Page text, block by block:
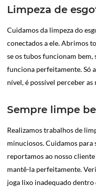
Limpeza de
Cuidamos da limpeza do
conectados a ele. Abrimos
se os tubos funcionam bem,
funciona perfeitamente. Só
nível, é possível perceber
Sempre limpe
Realizamos trabalhos de
minuciosos. Cuidamos para
reportamos ao nosso
mantê-la perfeitamente.
joga lixo inadequado dentro